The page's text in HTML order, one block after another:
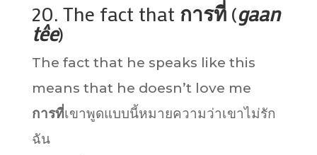
20. The fact that การที่(gaan
têe)
The fact that he speaks like this
means that he doesn’t love me
การที่เขาพูดแบบนี้หมายความว่าเขาไม่รัก
ฉัน